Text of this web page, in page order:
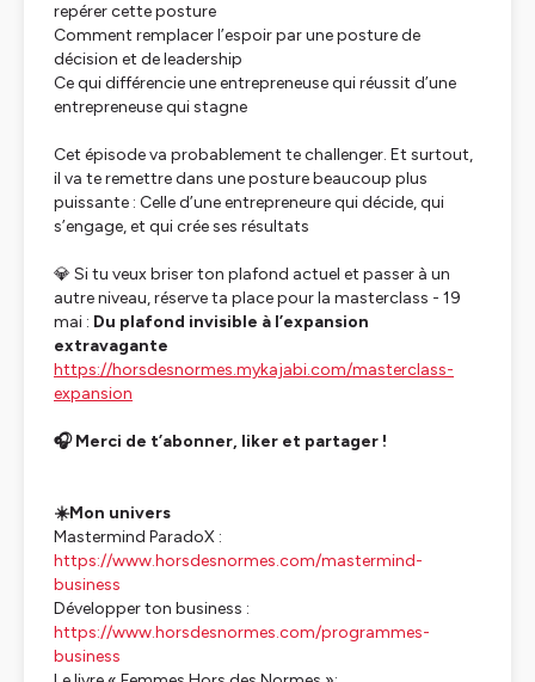
repérer cette posture
Comment remplacer l’espoir par une posture de
décision et de leadership
Ce qui différencie une entrepreneuse qui réussit d’une
entrepreneuse qui stagne
Cet épisode va probablement te challenger. Et surtout,
il va te remettre dans une posture beaucoup plus
puissante : Celle d’une entrepreneure qui décide, qui
s’engage, et qui crée ses résultats
💎 Si tu veux briser ton plafond actuel et passer à un
autre niveau, réserve ta place pour la masterclass - 19
mai : Du plafond invisible à l’expansion
extravagante
https://horsdesnormes.mykajabi.com/masterclass-
expansion
🎧 Merci de t’abonner, liker et partager !
☀️Mon univers
Mastermind ParadoX :
https://www.horsdesnormes.com/mastermind-
business
Développer ton business :
https://www.horsdesnormes.com/programmes-
business